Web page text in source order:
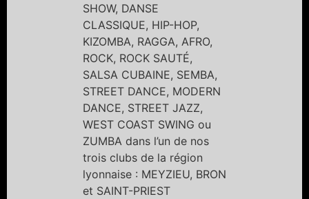
SHOW, DANSE
CLASSIQUE, HIP-HOP,
KIZOMBA, RAGGA, AFRO,
ROCK, ROCK SAUTÉ,
SALSA CUBAINE, SEMBA,
STREET DANCE, MODERN
DANCE, STREET JAZZ,
WEST COAST SWING ou
ZUMBA dans l’un de nos
trois clubs de la région
lyonnaise : MEYZIEU, BRON
et SAINT-PRIEST